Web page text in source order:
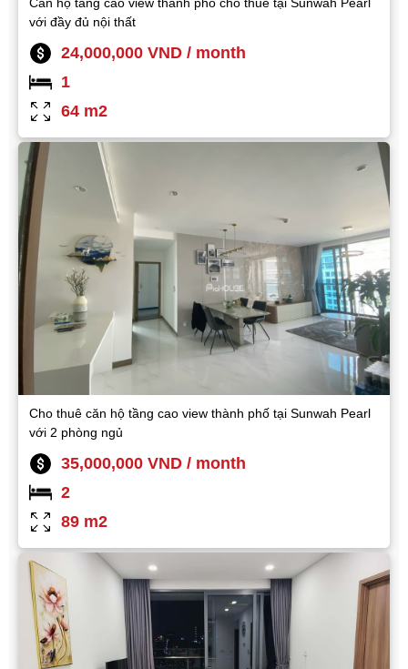
với đầy đủ nội thất
24,000,000 VND / month
1
64 m2
Cho thuê căn hộ tầng cao view thành phố tại Sunwah Pearl
với 2 phòng ngủ
35,000,000 VND / month
2
89 m2